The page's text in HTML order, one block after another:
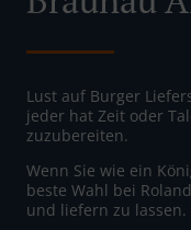
Lust auf Burger
jeder hat Zeit oder
zuzubereiten.
Wenn Sie wie ein
beste Wahl bei
und liefern zu lassen.